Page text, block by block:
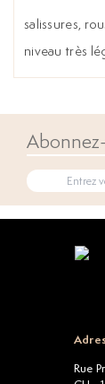
salissures,
niveau très
Rue